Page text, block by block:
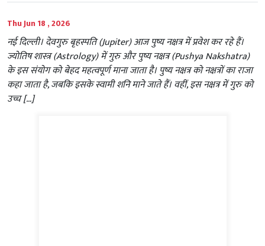
Thu Jun 18 , 2026
नई दिल्ली। देवगुरु बृहस्पति (Jupiter) आज पुष्य नक्षत्र में प्रवेश कर रहे हैं।
ज्योतिष शास्त्र (Astrology) में गुरु और पुष्य नक्षत्र (Pushya Nakshatra)
के इस संयोग को बेहद महत्वपूर्ण माना जाता है। पुष्य नक्षत्र को नक्षत्रों का राजा
कहा जाता है, जबकि इसके स्वामी शनि माने जाते हैं। वहीं, इस नक्षत्र में गुरु को
उच्च […]